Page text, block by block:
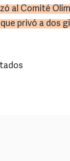
al Comité
privó a dos